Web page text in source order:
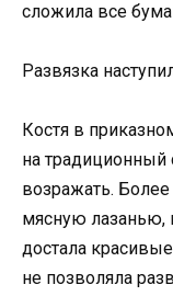
сложила все
Развязка
Костя в
на традиционный
возражать. Более
мясную лазанью,
достала
не позволяла